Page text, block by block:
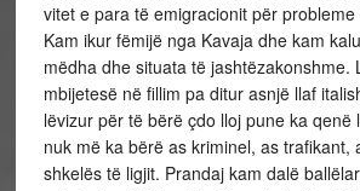
vitet e para të emigracionit për
Kam ikur fëmijë nga Kavaja dhe kam
mëdha dhe situata të jashtëzakonshme.
mbijetesë në fillim pa ditur asnjë llaf
lëvizur për të bërë çdo lloj pune ka qenë
nuk më ka bërë as kriminel, as trafikant,
shkelës të ligjit. Prandaj kam dalë